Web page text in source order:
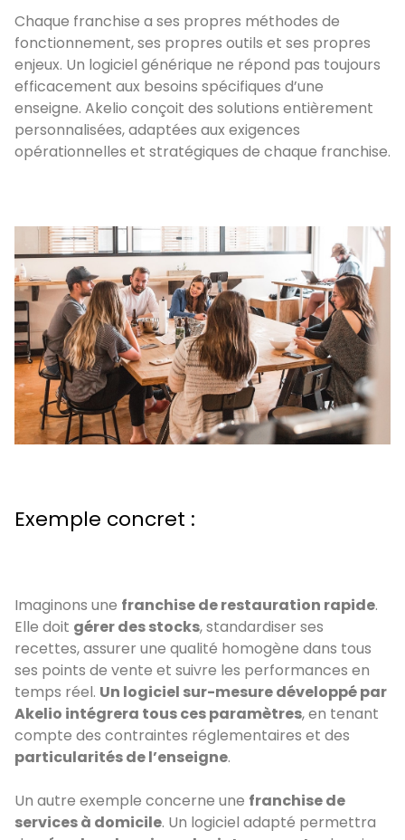
Chaque franchise a ses propres méthodes de
fonctionnement, ses propres outils et ses propres
enjeux. Un logiciel générique ne répond pas toujours
efficacement aux besoins spécifiques d’une
enseigne. Akelio conçoit des solutions entièrement
personnalisées, adaptées aux exigences
opérationnelles et stratégiques de chaque franchise.
Exemple concret :
Imaginons une franchise de restauration rapide.
Elle doit gérer des stocks, standardiser ses
recettes, assurer une qualité homogène dans tous
ses points de vente et suivre les performances en
temps réel. Un logiciel sur-mesure développé par
Akelio intégrera tous ces paramètres, en tenant
compte des contraintes réglementaires et des
particularités de l’enseigne.
Un autre exemple concerne une franchise de
services à domicile. Un logiciel adapté permettra